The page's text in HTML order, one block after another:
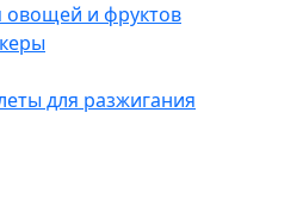
овощей и фруктов
для разжигания